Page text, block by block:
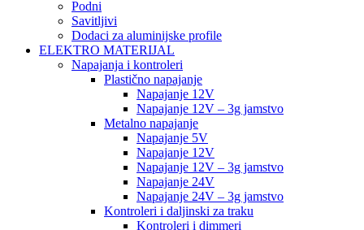
Podni
Savitljivi
Dodaci za aluminijske profile
ELEKTRO MATERIJAL
Napajanja i kontroleri
Plastično napajanje
Napajanje 12V
Napajanje 12V – 3g jamstvo
Metalno napajanje
Napajanje 5V
Napajanje 12V
Napajanje 12V – 3g jamstvo
Napajanje 24V
Napajanje 24V – 3g jamstvo
Kontroleri i daljinski za traku
Kontroleri i dimmeri